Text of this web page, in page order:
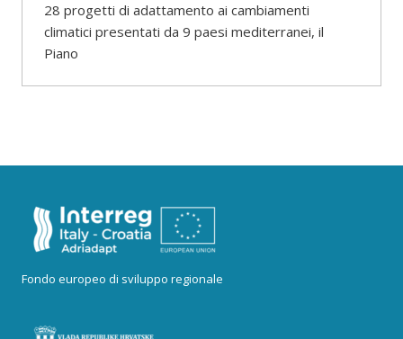
28 progetti di adattamento ai cambiamenti
climatici presentati da 9 paesi mediterranei, il
Piano
Fondo europeo di sviluppo regionale